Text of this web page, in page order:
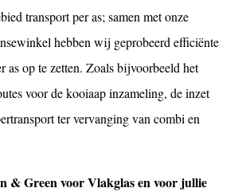
transport per as; samen met onze
hebben wij geprobeerd efficiënte
as op te zetten. Zoals bijvoorbeeld het
voor de kooiaap inzameling, de inzet
ter vervanging van combi en
& Green voor Vlakglas en voor jullie